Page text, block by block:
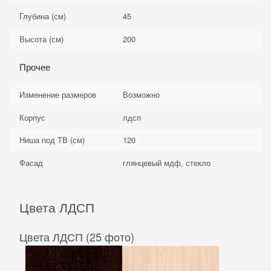
Глубина (см)
45
Высота (см)
200
Прочее
Изменение размеров
Возможно
Корпус
лдсп
Ниша под ТВ (см)
120
Фасад
глянцевый мдф, стекло
Цвета ЛДСП
Цвета ЛДСП (25 фото)